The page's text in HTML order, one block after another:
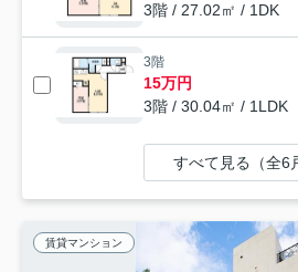
3階 / 27.02㎡ / 1DK
3階
15万円
3階 / 30.04㎡ / 1LDK
すべて見る（全6
賃貸マンション